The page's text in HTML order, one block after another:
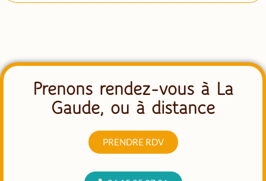
Prenons rendez-vous à La
Gaude, ou à distance
PRENDRE RDV